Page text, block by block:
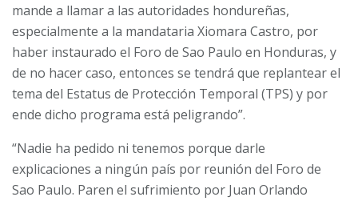
mande a llamar a las autoridades hondureñas,
especialmente a la mandataria Xiomara Castro, por
haber instaurado el Foro de Sao Paulo en Honduras, y
de no hacer caso, entonces se tendrá que replantear el
tema del Estatus de Protección Temporal (TPS) y por
ende dicho programa está peligrando”.
“Nadie ha pedido ni tenemos porque darle
explicaciones a ningún país por reunión del Foro de
Sao Paulo. Paren el sufrimiento por Juan Orlando